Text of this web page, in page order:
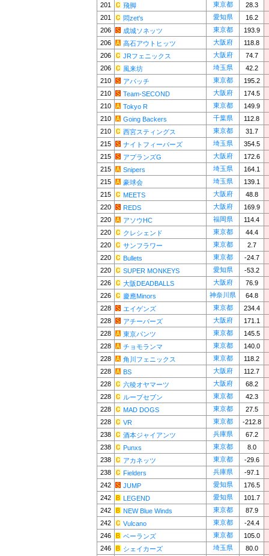
201
飛脚 東京都
28.3
201
悶zet's 愛知県
16.2
206
成城ソネッツ 東京都
193.9
206
高石アウトヒッツ 大阪府
118.8
206
JRフェニックス 大阪府
74.7
206
風来坊 埼玉県
42.2
210
アパッチ 東京都
195.2
210
Team-SECOND 大阪府
174.5
210
Tokyo R 東京都
149.9
210
Going Backers 千葉県
112.8
210
西宮スティングス 東京都
31.7
215
ナイトフィーバーズ 埼玉県
354.5
215
アプランズG 大阪府
172.6
215
Snipers 埼玉県
164.1
215
豪球会 埼玉県
139.1
215
MEETS 大阪府
48.8
220
REDS 大阪府
169.9
220
アソウHC 福岡県
114.4
220
クレシェンド 東京都
44.4
220
サンフラワー 東京都
2.7
220
Bullets 東京都
-24.7
220
SUPER MONKEYS 愛知県
-53.2
226
大阪DEADBALLS 大阪府
76.9
226
慶應Minors 神奈川県
64.8
228
エイゲンズ 東京都
234.4
228
アチーバーズ 大阪府
171.1
228
東京パンツ 東京都
145.5
228
チョモランマ 東京都
140.0
228
角川フェニックス 東京都
118.2
228
BS 大阪府
112.7
228
六稜オヤマーツ 大阪府
68.2
228
ループセブン 東京都
42.3
228
MAD DOGS 東京都
27.5
228
VR 東京都
-212.8
238
酒本ジャイアンツ 兵庫県
67.2
238
Punxs 東京都
8.0
238
アカネッツ 東京都
-29.6
238
Fielders 兵庫県
-97.1
242
JUMP 愛知県
176.5
242
LEGEND 愛知県
101.7
242
NEW Blue Winds 東京都
87.9
242
Vulcano 東京都
-24.4
246
ベーランズ 東京都
105.0
246
シェイカーズ 埼玉県
80.0